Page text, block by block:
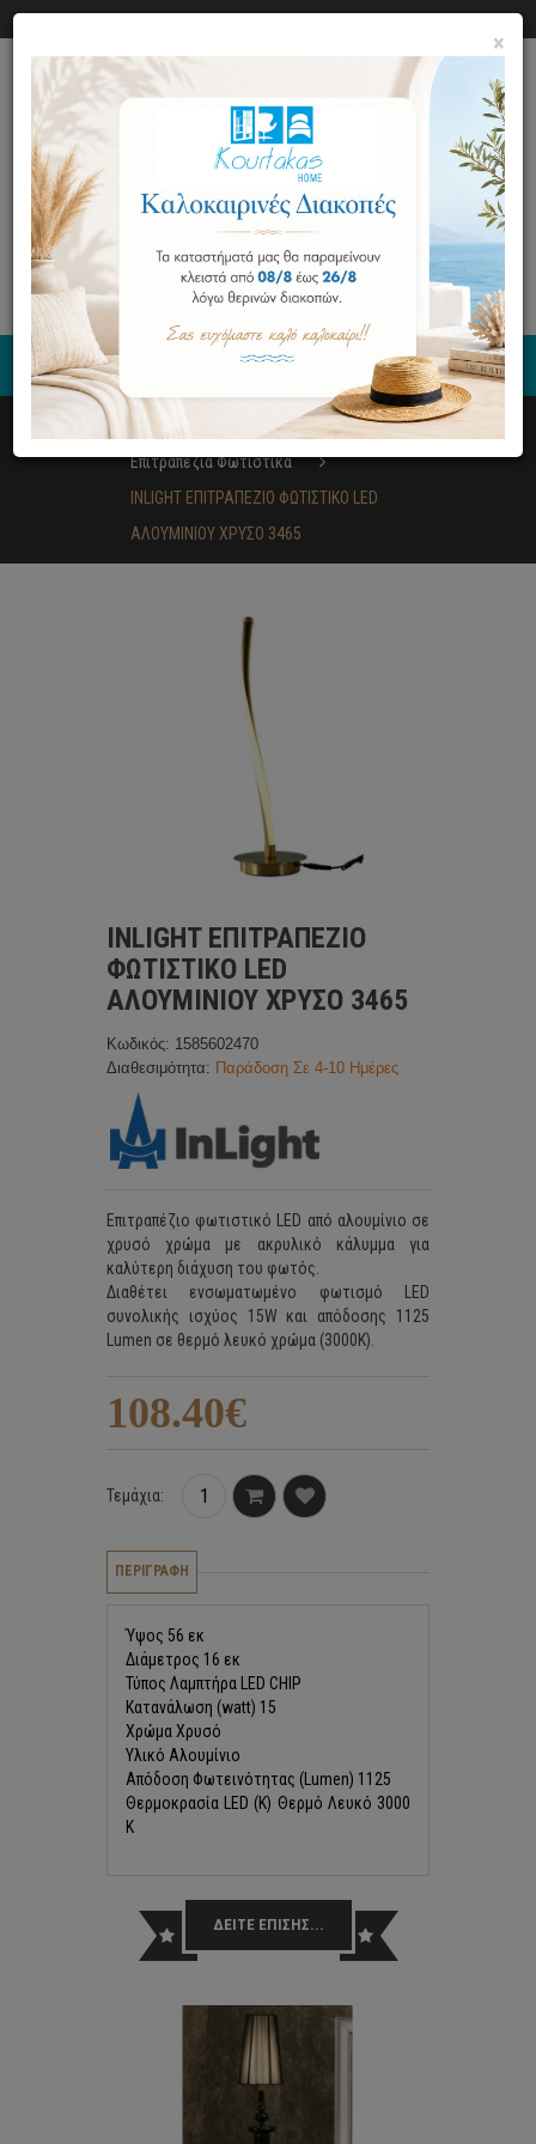
0
Φωτιστικά
Επιτραπέζια Φωτιστικά
INLIGHT ΕΠΙΤΡΑΠΕΖΙΟ ΦΩΤΙΣΤΙΚΟ LED
ΑΛΟΥΜΙΝΙΟΥ ΧΡΥΣΟ 3465
INLIGHT ΕΠΙΤΡΑΠΕΖΙΟ
ΦΩΤΙΣΤΙΚΟ LED
ΑΛΟΥΜΙΝΙΟΥ ΧΡΥΣΟ 3465
Κωδικός: 1585602470
Διαθεσιμότητα: Παράδοση Σε 4-10 Ημέρες
Επιτραπέζιο φωτιστικό LED από αλουμίνιο σε
χρυσό χρώμα με ακρυλικό κάλυμμα για
καλύτερη διάχυση του φωτός.
Διαθέτει ενσωματωμένο φωτισμό LED
συνολικής ισχύος 15W και απόδοσης 1125
Lumen σε θερμό λευκό χρώμα (3000K).
108.40€
Τεμάχια:
ΠΕΡΙΓΡΑΦΗ
Ύψος 56 εκ
Διάμετρος 16 εκ
Τύπος Λαμπτήρα LED CHIP
Κατανάλωση (watt) 15
Χρώμα Χρυσό
Υλικό Αλουμίνιο
Απόδοση Φωτεινότητας (Lumen) 1125
Θερμοκρασία LED (K) Θερμό Λευκό 3000
Κ
ΔΕΙΤΕ ΕΠΙΣΗΣ...
×